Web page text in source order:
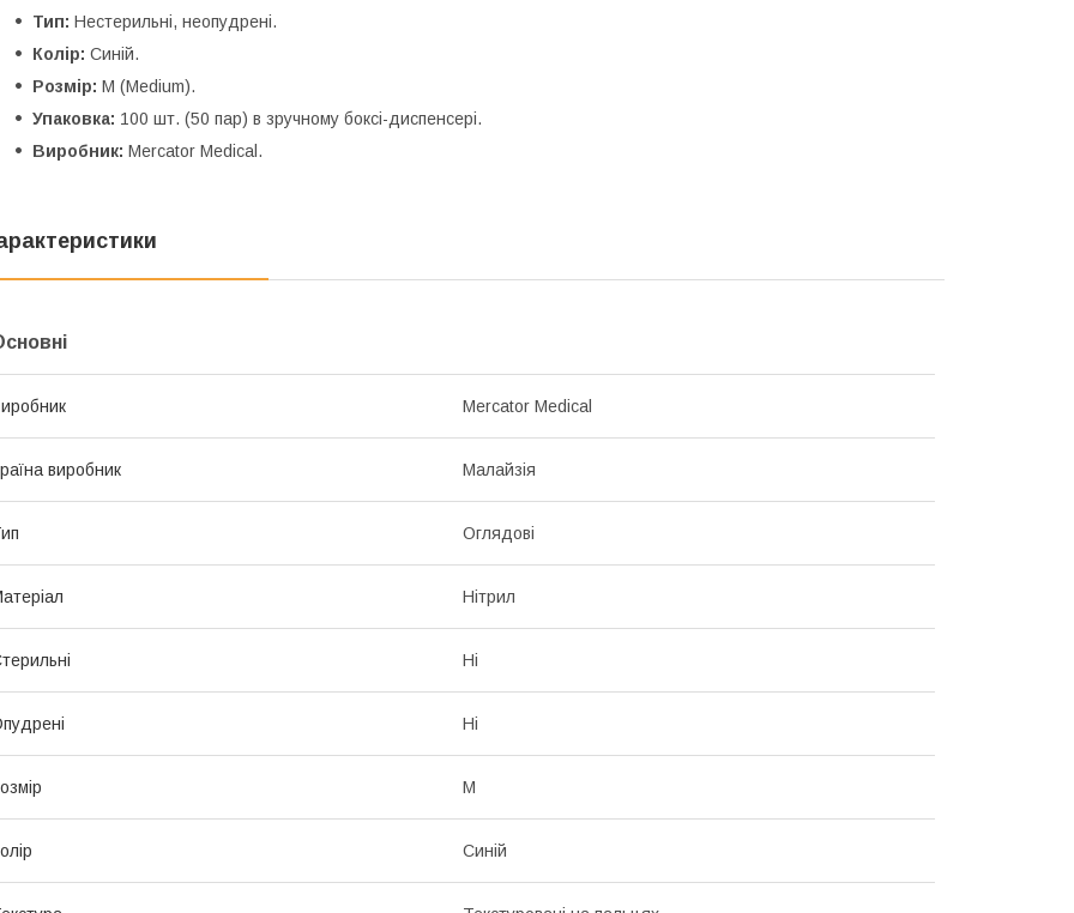
Тип: Нестерильні, неопудрені.
Колір: Синій.
Розмір: M (Medium).
Упаковка: 100 шт. (50 пар) в зручному боксі-диспенсері.
Виробник: Mercator Medical.
Mercator Medical
виробник Малайзія
Оглядові
Нітрил
Ні
Ні
M
Синій